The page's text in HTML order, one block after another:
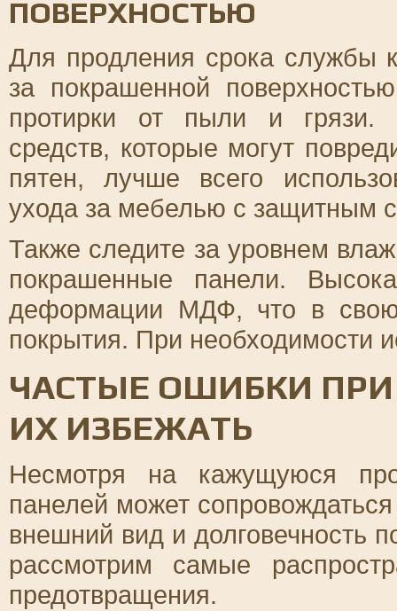
ПОВЕРХНОСТЬЮ
Для продления срока службы
за покрашенной
протирки от пыли и грязи.
средств, которые могут
пятен, лучше всего
ухода за мебелью с защитным
Также следите за уровнем
покрашенные панели.
деформации МДФ, что в свою
покрытия. При необходимости
ЧАСТЫЕ ОШИБКИ
ИХ ИЗБЕЖАТЬ
Несмотря на кажущуюся
панелей может
внешний вид и долговечность
рассмотрим самые
предотвращения.